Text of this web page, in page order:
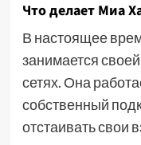
Что делает Миа
В настоящее
занимается
сетях. Она
собственный
отстаивать свои